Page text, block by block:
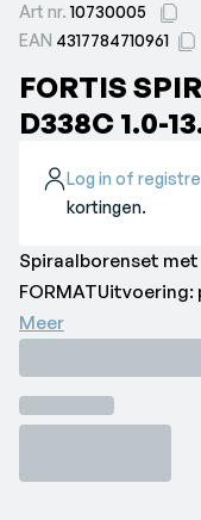
Art nr.10730005
EAN 4317784710961
FORTIS
D338C 1.0-
Log in of
kortingen.
Spiraalborenset
met nauwkeurig
spiraalhoek
standaardboor voor
•Afwerking: Brons
Meer